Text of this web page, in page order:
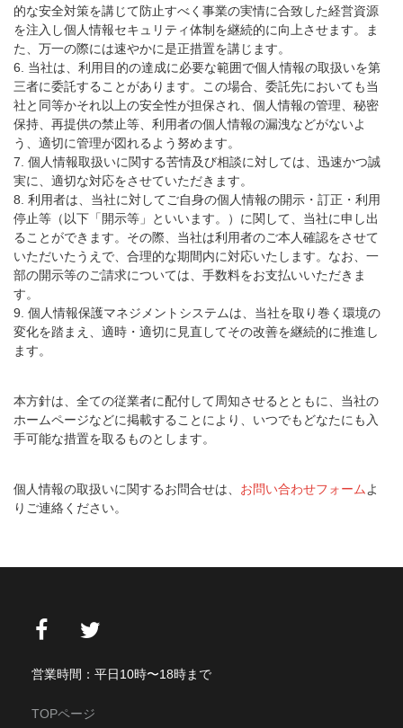
的な安全対策を講じて防止すべく事業の実情に合致した経営資源
を注入し個人情報セキュリティ体制を継続的に向上させます。ま
た、万一の際には速やかに是正措置を講じます。
6. 当社は、利用目的の達成に必要な範囲で個人情報の取扱いを第
三者に委託することがあります。この場合、委託先においても当
社と同等かそれ以上の安全性が担保され、個人情報の管理、秘密
保持、再提供の禁止等、利用者の個人情報の漏洩などがないよ
う、適切に管理が図れるよう努めます。
7. 個人情報取扱いに関する苦情及び相談に対しては、迅速かつ誠
実に、適切な対応をさせていただきます。
8. 利用者は、当社に対してご自身の個人情報の開示・訂正・利用
停止等（以下「開示等」といいます。）に関して、当社に申し出
ることができます。その際、当社は利用者のご本人確認をさせて
いただいたうえで、合理的な期間内に対応いたします。なお、一
部の開示等のご請求については、手数料をお支払いいただきま
す。
9. 個人情報保護マネジメントシステムは、当社を取り巻く環境の
変化を踏まえ、適時・適切に見直してその改善を継続的に推進し
ます。
本方針は、全ての従業者に配付して周知させるとともに、当社の
ホームページなどに掲載することにより、いつでもどなたにも入
手可能な措置を取るものとします。
個人情報の取扱いに関するお問合せは、 お問い合わせフォーム よ
りご連絡ください。
営業時間：平日10時〜18時まで
TOPページ